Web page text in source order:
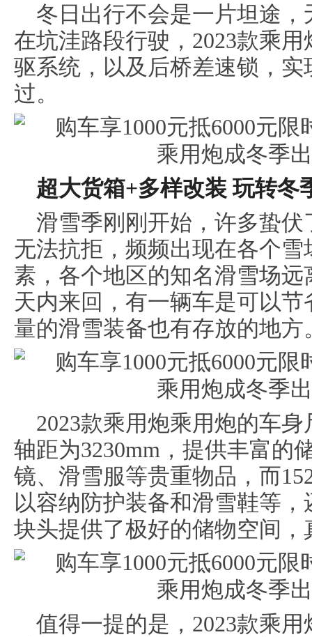
冬日出行不会是一片坦途
在坑洼路段行驶，2023款乘
驱系统，以及后桥差速锁，
过。
超大货箱+多样改装 玩转冬
滑雪季刚刚开始，许多蛰
无法抗拒，频频出现在各个
素，各个地区的知名滑雪场
天内来回，有一辆车是可以
量的滑雪装备也有存放的地方
2023款乘用炮乘用炮的车身
轴距为3230mm，提供丰富的
镜、滑雪服等贵重物品，而
以容纳防护装备和滑雪鞋等
块头提供了极好的储物空间，
值得一提的是，2023款乘